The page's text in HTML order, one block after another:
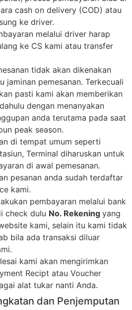
cash on delivery (COD) atau
ke driver.
melalui driver harap
ke CS kami atau transfer
tidak akan dikenakan
jaminan pemesanan. Terkecuali
pasti kami akan memberikan
dengan menanyakan
anda terutama pada saat
peak season.
di tempat umum seperti
Terminal diharuskan untuk
di awal pemesanan.
pesanan anda sudah terdaftar
kami.
pembayaran melalui bank
check dulu No. Rekening yang
kami, selain itu kami tidak
bila ada transaksi diluar
kami akan mengirimkan
Recipt atau Voucher
alat tukar nanti Anda.
dan Penjemputan